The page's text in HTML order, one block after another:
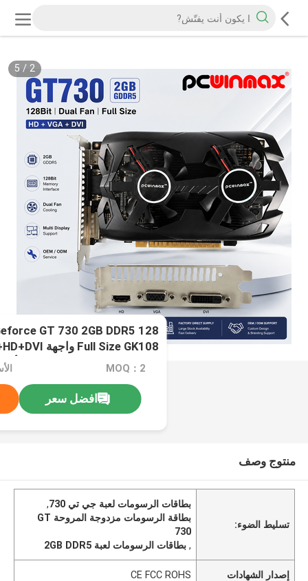
2
/
5
المروحة بطاقات الرسومات
MOQ：2
افضل سعر
منتوج وصف
تسليط الضوء:
بطاقات الرسومات لعبة جي تي 730
,
بطاقة الرسومات مزدوجة المروحة GT
730
,بطاقات الرسومات لعبة 2GB DDR5
إصدار الشهادات CE FCC ROHS